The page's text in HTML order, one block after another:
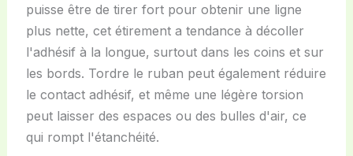
puisse être de tirer fort pour obtenir une ligne
plus nette, cet étirement a tendance à décoller
l'adhésif à la longue, surtout dans les coins et sur
les bords. Tordre le ruban peut également réduire
le contact adhésif, et même une légère torsion
peut laisser des espaces ou des bulles d'air, ce
qui rompt l'étanchéité.